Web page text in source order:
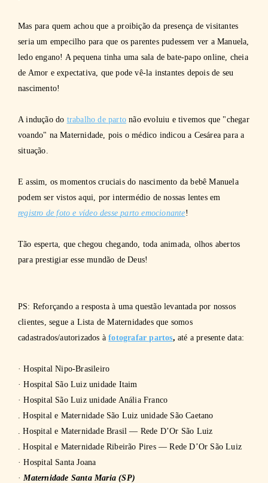
Mas para quem achou que a proibição da presença de visitantes
seria um empecilho para que os parentes pudessem ver a Manuela,
ledo engano! A pequena tinha uma sala de bate-papo online, cheia
de Amor e expectativa, que pode vê-la instantes depois de seu
nascimento!
A indução do trabalho de parto não evoluiu e tivemos que "chegar
voando" na Maternidade, pois o médico indicou a Cesárea para a
situação.
E assim, os momentos cruciais do nascimento da bebê Manuela
podem ser vistos aqui, por intermédio de nossas lentes em
registro de foto e vídeo desseparto emocionante!
Tão esperta, que chegou chegando, toda animada, olhos abertos
para prestigiar esse mundão de Deus!
PS: Reforçando a resposta à uma questão levantada por nossos
clientes, segue a Lista de Maternidades que somos
cadastrados/autorizados àfotografar partos, até a presente data:
· Hospital Nipo-Brasileiro
· Hospital São Luiz unidade Itaim
· Hospital São Luiz unidade Anália Franco
. Hospital e Maternidade São Luiz unidade São Caetano
. Hospital e Maternidade Brasil — Rede D’Or São Luiz
. Hospital e Maternidade Ribeirão Pires — Rede D’Or São Luiz
· Hospital Santa Joana
· Maternidade Santa Maria (SP)